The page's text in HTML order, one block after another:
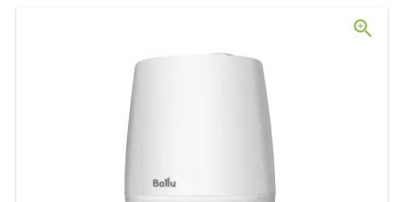
zoom_in